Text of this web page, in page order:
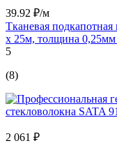
39.92 ₽/м
Тканевая
х 25м, толщина 0,25мм
5
(8)
2 061 ₽